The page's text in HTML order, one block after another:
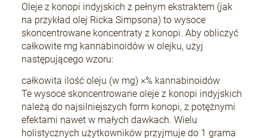
Oleje z konopi indyjskich z pełnym ekstraktem (jak
na przykład olej Ricka Simpsona) to wysoce
skoncentrowane koncentraty z konopi. Aby obliczyć
całkowite mg kannabinoidów w olejku, użyj
następującego wzoru:
całkowita ilość oleju (w mg) ×% kannabinoidów
Te wysoce skoncentrowane oleje z konopi indyjskich
należą do najsilniejszych form konopi, z potężnymi
efektami nawet w małych dawkach. Wielu
holistycznych użytkowników przyjmuje do 1 grama